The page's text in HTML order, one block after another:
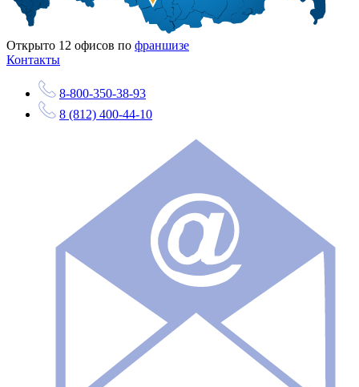
Открыто 12 офисов по франшизе
Контакты
8-800-350-38-93
8 (812) 400-44-10